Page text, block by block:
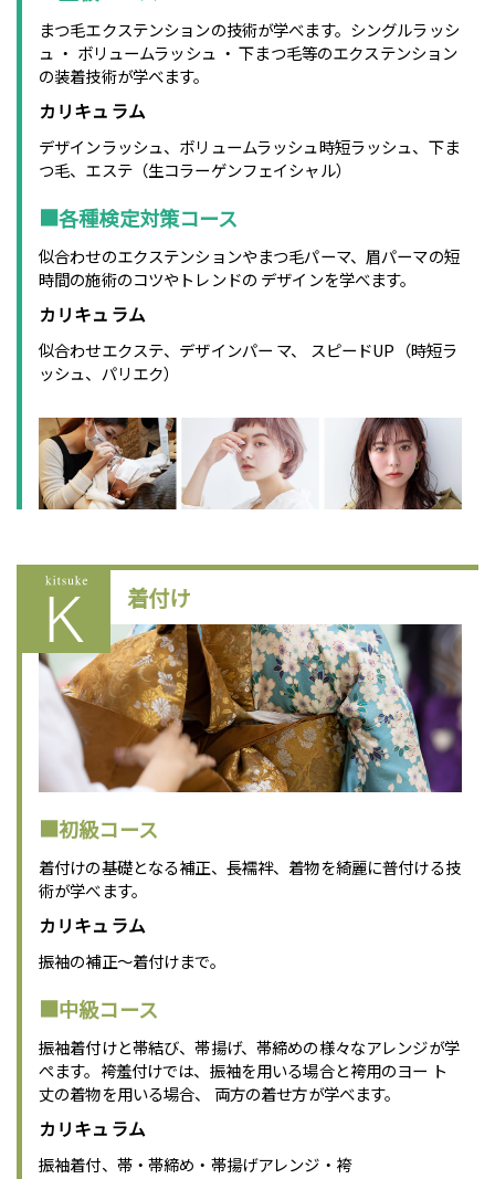
まつ毛エクステンションの技術が学べます。シングルラッシ
ュ ・ ボリュームラッシュ ・ 下まつ毛等のエクステンション
の装着技術が学べます。
カリキュラム
デザインラッシュ、ボリュームラッシュ時短ラッシュ、下ま
つ毛、エステ（生コラーゲンフェイシャル）
■各種検定対策コース
似合わせのエクステンションやまつ毛パーマ、眉パーマの短
時間の施術のコツやトレンドの デザインを学べます。
カリキュラム
似合わせエクステ、デザインパー マ、 スピードUP（時短ラ
ッシュ、パリエク）
着付け
■初級コース
着付けの基礎となる補正、長襦袢、着物を綺麗に普付ける技
術が学べます。
カリキュラム
振袖の補正～着付けまで。
■中級コース
振袖着付けと帯結び、帯揚げ、帯締めの様々なアレンジが学
ぺます。袴羞付けでは、振袖を用いる場合と袴用のヨー ト
丈の着物を用いる場合、 両方の着せ方が学べます。
カリキュラム
振袖着付、帯・帯締め・帯揚げアレンジ・袴